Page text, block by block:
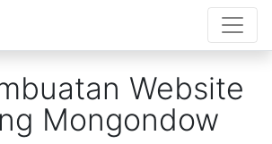
Website
Mongondow